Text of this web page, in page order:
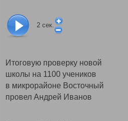
2 сек.
Итоговую проверку новой
школы на 1100 учеников
в микрорайоне Восточный
провел Андрей Иванов